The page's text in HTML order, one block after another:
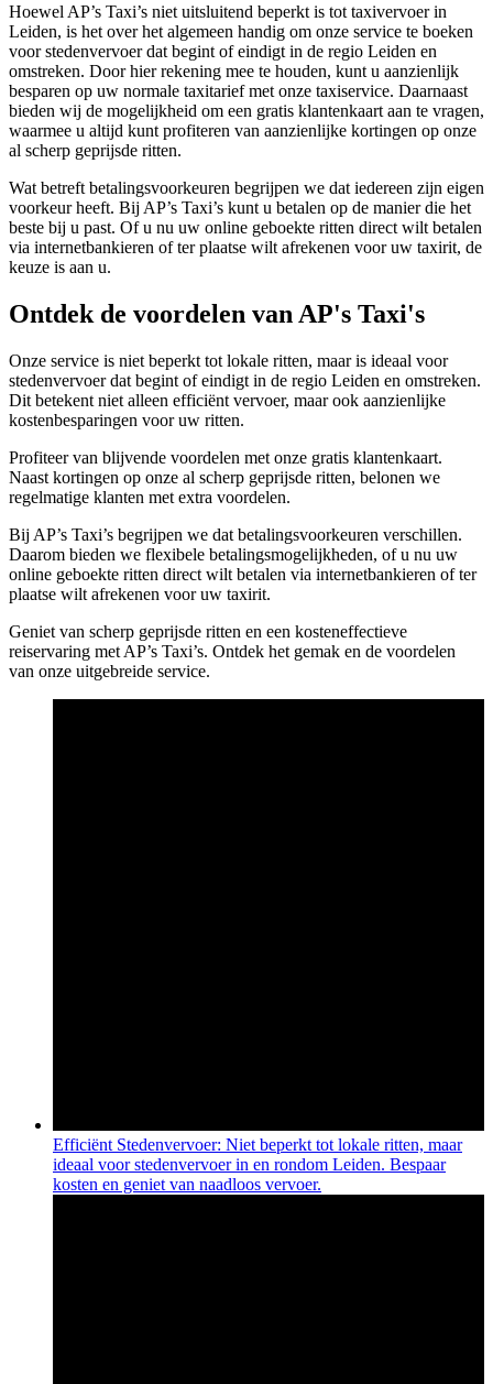
Hoewel AP’s Taxi’s niet uitsluitend beperkt is tot taxivervoer in
Leiden, is het over het algemeen handig om onze service te boeken
voor stedenvervoer dat begint of eindigt in de regio Leiden en
omstreken. Door hier rekening mee te houden, kunt u aanzienlijk
besparen op uw normale taxitarief met onze taxiservice. Daarnaast
bieden wij de mogelijkheid om een gratis klantenkaart aan te vragen,
waarmee u altijd kunt profiteren van aanzienlijke kortingen op onze
al scherp geprijsde ritten.
Wat betreft betalingsvoorkeuren begrijpen we dat iedereen zijn eigen
voorkeur heeft. Bij AP’s Taxi’s kunt u betalen op de manier die het
beste bij u past. Of u nu uw online geboekte ritten direct wilt betalen
via internetbankieren of ter plaatse wilt afrekenen voor uw taxirit, de
keuze is aan u.
Ontdek de voordelen van AP's Taxi's
Onze service is niet beperkt tot lokale ritten, maar is ideaal voor
stedenvervoer dat begint of eindigt in de regio Leiden en omstreken.
Dit betekent niet alleen efficiënt vervoer, maar ook aanzienlijke
kostenbesparingen voor uw ritten.
Profiteer van blijvende voordelen met onze gratis klantenkaart.
Naast kortingen op onze al scherp geprijsde ritten, belonen we
regelmatige klanten met extra voordelen.
Bij AP’s Taxi’s begrijpen we dat betalingsvoorkeuren verschillen.
Daarom bieden we flexibele betalingsmogelijkheden, of u nu uw
online geboekte ritten direct wilt betalen via internetbankieren of ter
plaatse wilt afrekenen voor uw taxirit.
Geniet van scherp geprijsde ritten en een kosteneffectieve
reiservaring met AP’s Taxi’s. Ontdek het gemak en de voordelen
van onze uitgebreide service.
Efficiënt Stedenvervoer: Niet beperkt tot lokale ritten, maar
ideaal voor stedenvervoer in en rondom Leiden. Bespaar
kosten en geniet van naadloos vervoer.